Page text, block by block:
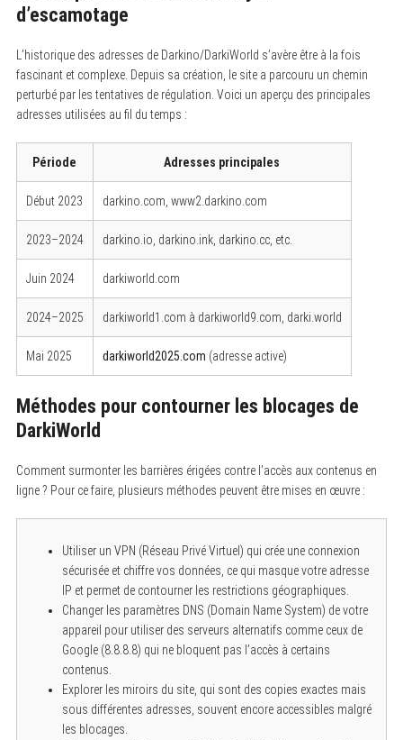
d’escamotage
L’historique des adresses de Darkino/DarkiWorld s’avère être à la fois
fascinant et complexe. Depuis sa création, le site a parcouru un chemin
perturbé par les tentatives de régulation. Voici un aperçu des principales
adresses utilisées au fil du temps :
Période Adresses principales
Début 2023 darkino.com, www2.darkino.com
2023–2024 darkino.io, darkino.ink, darkino.cc, etc.
Juin 2024 darkiworld.com
2024–2025 darkiworld1.com à darkiworld9.com, darki.world
Mai 2025 darkiworld2025.com (adresse active)
Méthodes pour contourner les blocages de
DarkiWorld
Comment surmonter les barrières érigées contre l’accès aux contenus en
ligne ? Pour ce faire, plusieurs méthodes peuvent être mises en œuvre :
Utiliser un VPN (Réseau Privé Virtuel) qui crée une connexion
sécurisée et chiffre vos données, ce qui masque votre adresse
IP et permet de contourner les restrictions géographiques.
Changer les paramètres DNS (Domain Name System) de votre
appareil pour utiliser des serveurs alternatifs comme ceux de
Google (8.8.8.8) qui ne bloquent pas l’accès à certains
contenus.
Explorer les miroirs du site, qui sont des copies exactes mais
sous différentes adresses, souvent encore accessibles malgré
les blocages.